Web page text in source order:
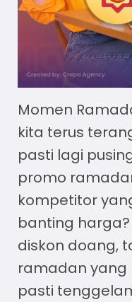
Momen
kita terus
pasti lagi
promo
kompetitor
banting
diskon doang,
ramadan yang
pasti